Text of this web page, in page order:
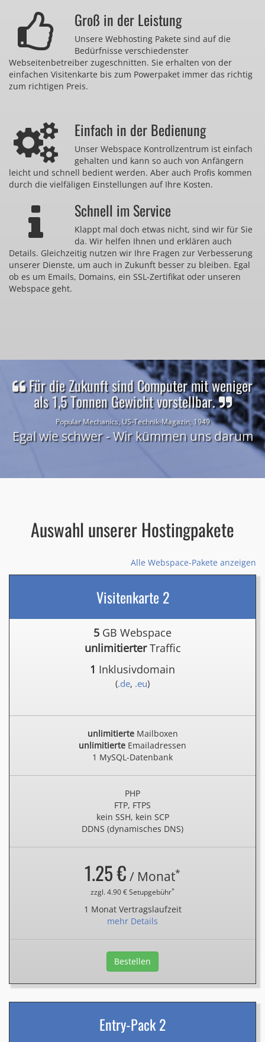
Groß in der Leistung
Unsere Webhosting Pakete sind auf die
Bedürfnisse verschiedenster
Webseitenbetreiber zugeschnitten. Sie erhalten von der
einfachen Visitenkarte bis zum Powerpaket immer das richtig
zum richtigen Preis.
Einfach in der Bedienung
Unser Webspace Kontrollzentrum ist einfach
gehalten und kann so auch von Anfängern
leicht und schnell bedient werden. Aber auch Profis kommen
durch die vielfäligen Einstellungen auf Ihre Kosten.
Schnell im Service
Klappt mal doch etwas nicht, sind wir für Sie
da. Wir helfen Ihnen und erklären auch
Details. Gleichzeitig nutzen wir Ihre Fragen zur Verbesserung
unserer Dienste, um auch in Zukunft besser zu bleiben. Egal
ob es um Emails, Domains, ein SSL-Zertifikat oder unseren
Webspace geht.
Für die Zukunft sind Computer mit weniger
als 1,5 Tonnen Gewicht vorstellbar.
Popular Mechanics, US-Technik-Magazin, 1949
Egal wie schwer - Wir kümmen uns darum
Auswahl unserer Hostingpakete
Alle Webspace-Pakete anzeigen
Visitenkarte 2
5 GB Webspace
unlimitierterTraffic
1 Inklusivdomain
(.de, .eu)
unlimitierteMailboxen
unlimitierte Emailadressen
1 MySQL-Datenbank
PHP
FTP, FTPS
kein SSH, kein SCP
DDNS (dynamisches DNS)
1.25 € / Monat*
zzgl. 4.90 € Setupgebühr*
1 Monat Vertragslaufzeit
mehr Details
Bestellen
Entry-Pack 2